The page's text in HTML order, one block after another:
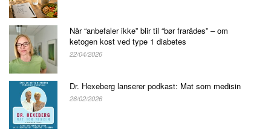
Når “anbefaler ikke” blir til “bør frarådes” – om
ketogen kost ved type 1 diabetes
22/04/2026
Dr. Hexeberg lanserer podkast: Mat som medisin
26/02/2026